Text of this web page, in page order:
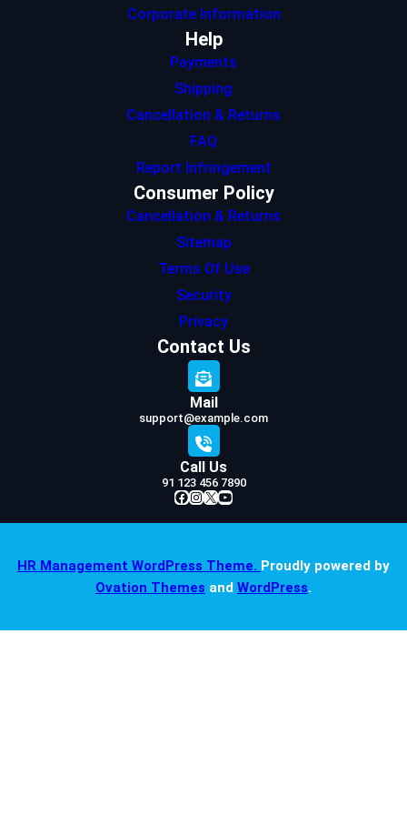
Corporate Information
Help
Payments
Shipping
Cancellation & Returns
FAQ
Report Infringement
Consumer Policy
Cancellation & Returns
Sitemap
Terms Of Use
Security
Privacy
Contact Us
Mail
support@example.com
Call Us
91 123 456 7890
Facebook InstagramX YouTube
HR Management WordPress Theme. Proudly powered by
Ovation Themes and WordPress.